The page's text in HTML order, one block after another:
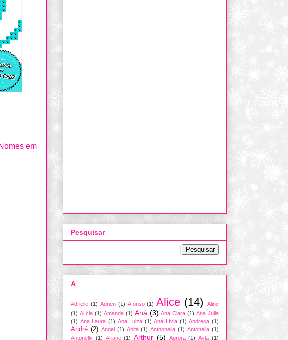
Nomes em
Pesquisar
A
Adrielle (1) Adrien (1) Afonso (1) Alice (14)
Aline
(1) Alícia (1) Amanda (1) Ana (3) Ana Clara (1) Ana Júlia
(1) Ana Laura (1) Ana Luiza (1) Ana Lívia (1) Andresa (1)
André (2) Angel (1) Anita (1) Anthonella (1) Antonella (1)
Antonelly (1) Ariane (1) Arthur (5) Aurora (1) Ayla (1)